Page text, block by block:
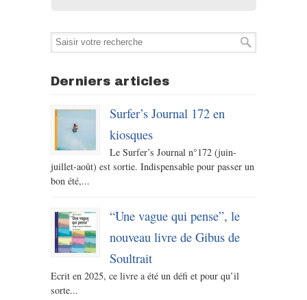
Derniers articles
Surfer’s Journal 172 en
kiosques
Le Surfer’s Journal n°172 (juin-
juillet-août) est sortie. Indispensable pour passer un
bon été,...
“Une vague qui pense”, le
nouveau livre de Gibus de
Soultrait
Ecrit en 2025, ce livre a été un défi et pour qu’il
sorte...